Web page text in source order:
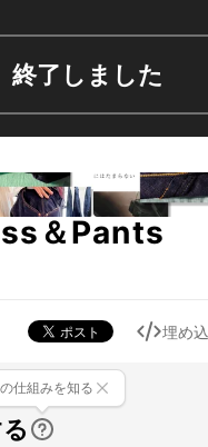
終了しました
＆Pants
埋め
仕組みを知る